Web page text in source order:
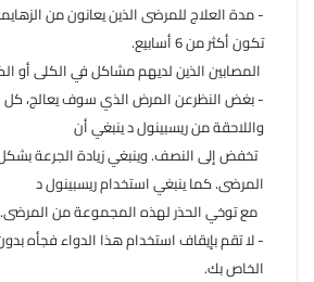
- مدة العلاج للمرضى الذين يعانون من
تكون أكثر من 6 أسابيع.
المصابين الذين لديهم مشاكل في الكلى أو
- بغض النظرعن المرض الذي سوف يعالج، كل
واللاحقة من ريسبينول د ينبغي أن
تخفض إلى النصف. وينبغي زيادة الجرعة
المرضى. كما ينبغي استخدام ريسبينول د
مع توخي الحذر لهذه المجموعة من المرضى.
- لا تقم بإيقاف استخدام هذا الدواء فجأه
الخاص بك.